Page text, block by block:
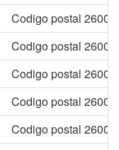
Codigo postal
Codigo postal
Codigo postal
Codigo postal
Codigo postal